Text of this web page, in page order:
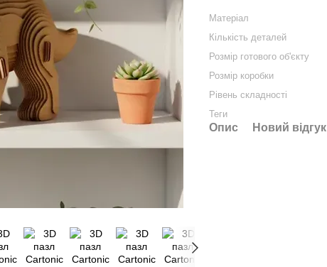
Матеріал
Кількість деталей
Розмір готового об'єкту
Розмір коробки
Рівень складності
Теги
Опис Новий відгук